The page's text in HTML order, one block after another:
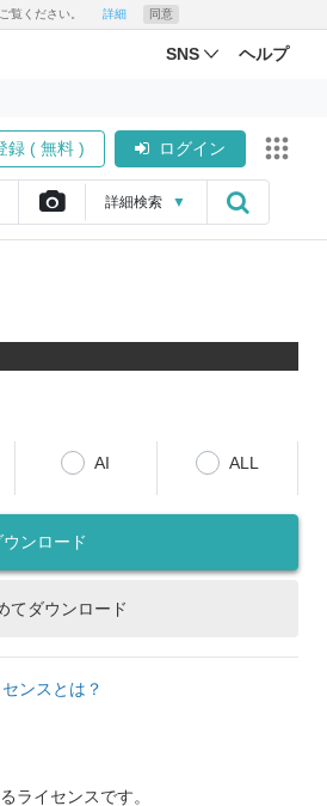
覧ください。 詳細 同意
SNS ヘルプ
録 ( 無料 ) ログイン
詳細検索 ▼
AI ALL
ウンロード
てダウンロード
ンスとは？
ライセンスです。